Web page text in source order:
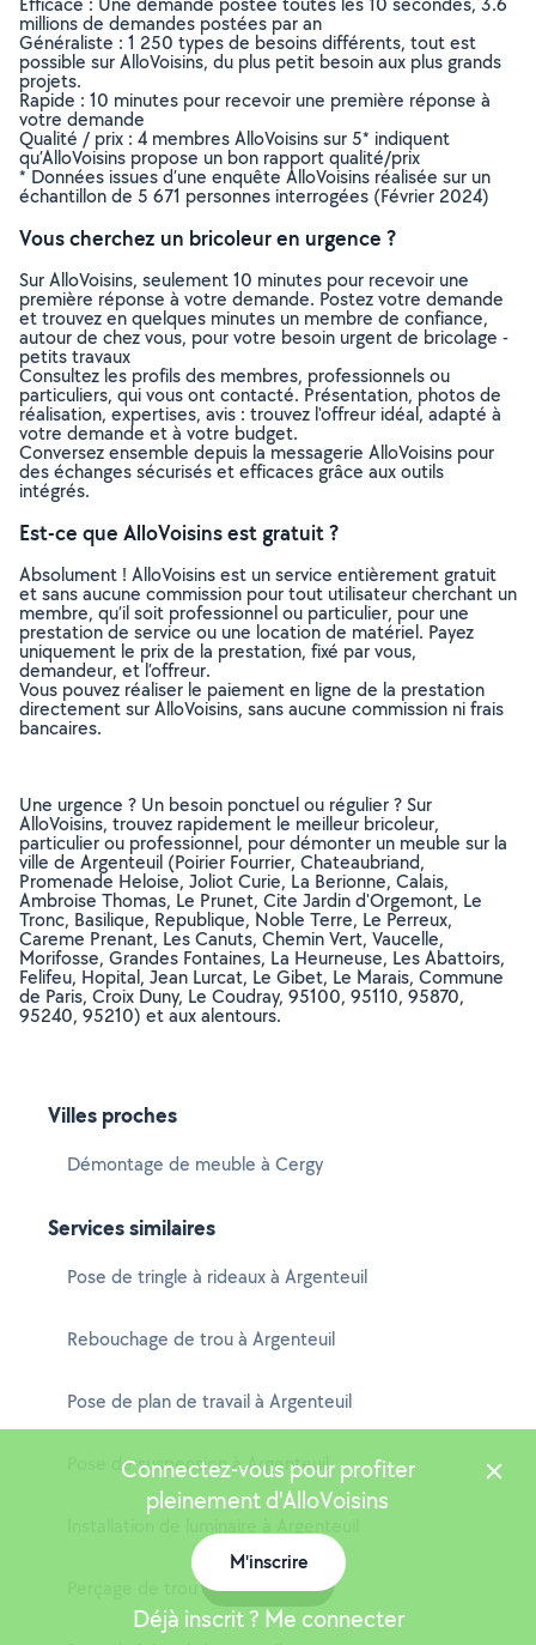
millions de demandes postées par an
Généraliste : 1 250 types de besoins différents, tout est
possible sur AlloVoisins, du plus petit besoin aux plus grands
projets.
Rapide : 10 minutes pour recevoir une première réponse à
votre demande
Qualité / prix : 4 membres AlloVoisins sur 5* indiquent
qu’AlloVoisins propose un bon rapport qualité/prix
* Données issues d’une enquête AlloVoisins réalisée sur un
échantillon de 5 671 personnes interrogées (Février 2024)
Vous cherchez un bricoleur en urgence ?
Sur AlloVoisins, seulement 10 minutes pour recevoir une
première réponse à votre demande. Postez votre demande
et trouvez en quelques minutes un membre de confiance,
autour de chez vous, pour votre besoin urgent de bricolage -
petits travaux
Consultez les profils des membres, professionnels ou
particuliers, qui vous ont contacté. Présentation, photos de
réalisation, expertises, avis : trouvez l'offreur idéal, adapté à
votre demande et à votre budget.
Conversez ensemble depuis la messagerie AlloVoisins pour
des échanges sécurisés et efficaces grâce aux outils
intégrés.
Est-ce que AlloVoisins est gratuit ?
Absolument ! AlloVoisins est un service entièrement gratuit
et sans aucune commission pour tout utilisateur cherchant un
membre, qu’il soit professionnel ou particulier, pour une
prestation de service ou une location de matériel. Payez
uniquement le prix de la prestation, fixé par vous,
demandeur, et l’offreur.
Vous pouvez réaliser le paiement en ligne de la prestation
directement sur AlloVoisins, sans aucune commission ni frais
bancaires.
Une urgence ? Un besoin ponctuel ou régulier ? Sur
AlloVoisins, trouvez rapidement le meilleur bricoleur,
particulier ou professionnel, pour démonter un meuble sur la
ville de Argenteuil (Poirier Fourrier, Chateaubriand,
Promenade Heloise, Joliot Curie, La Berionne, Calais,
Ambroise Thomas, Le Prunet, Cite Jardin d'Orgemont, Le
Tronc, Basilique, Republique, Noble Terre, Le Perreux,
Careme Prenant, Les Canuts, Chemin Vert, Vaucelle,
Morifosse, Grandes Fontaines, La Heurneuse, Les Abattoirs,
Felifeu, Hopital, Jean Lurcat, Le Gibet, Le Marais, Commune
de Paris, Croix Duny, Le Coudray, 95100, 95110, 95870,
95240, 95210) et aux alentours.
Villes proches
Démontage de meuble à Cergy
Services similaires
Pose de tringle à rideaux à Argenteuil
Rebouchage de trou à Argenteuil
Pose de plan de travail à Argenteuil
Pose de suspension à Argenteuil
Perçage de trou à Argenteuil
Connectez-vous pour profiter
pleinement d'AlloVoisins
M'inscrire
Déjà inscrit ? Me connecter